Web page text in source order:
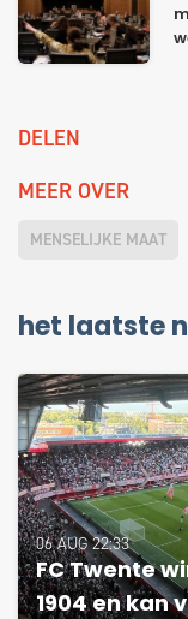
DELEN
MEER OVER
MENSELIJKE MAAT
het laatste
06 AUG 22:33
FC Twente
1904 en kan